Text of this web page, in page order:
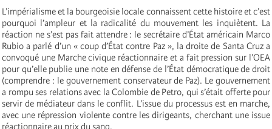
L’impérialisme et la bourgeoisie locale connaissent cette histoire et c’est
pourquoi l’ampleur et la radicalité du mouvement les inquiètent. La
réaction ne s’est pas fait attendre : le secrétaire d’État américain Marco
Rubio a parlé d’un « coup d’État contre Paz », la droite de Santa Cruz a
convoqué une Marche civique réactionnaire et a fait pression sur l’OEA
pour qu’elle publie une note en défense de l’État démocratique de droit
(comprendre : le gouvernement conservateur de Paz). Le gouvernement
a rompu ses relations avec la Colombie de Petro, qui s’était offerte pour
servir de médiateur dans le conflit. L’issue du processus est en marche,
avec une répression violente contre les dirigeants, cherchant une issue
réactionnaire au prix du sang.